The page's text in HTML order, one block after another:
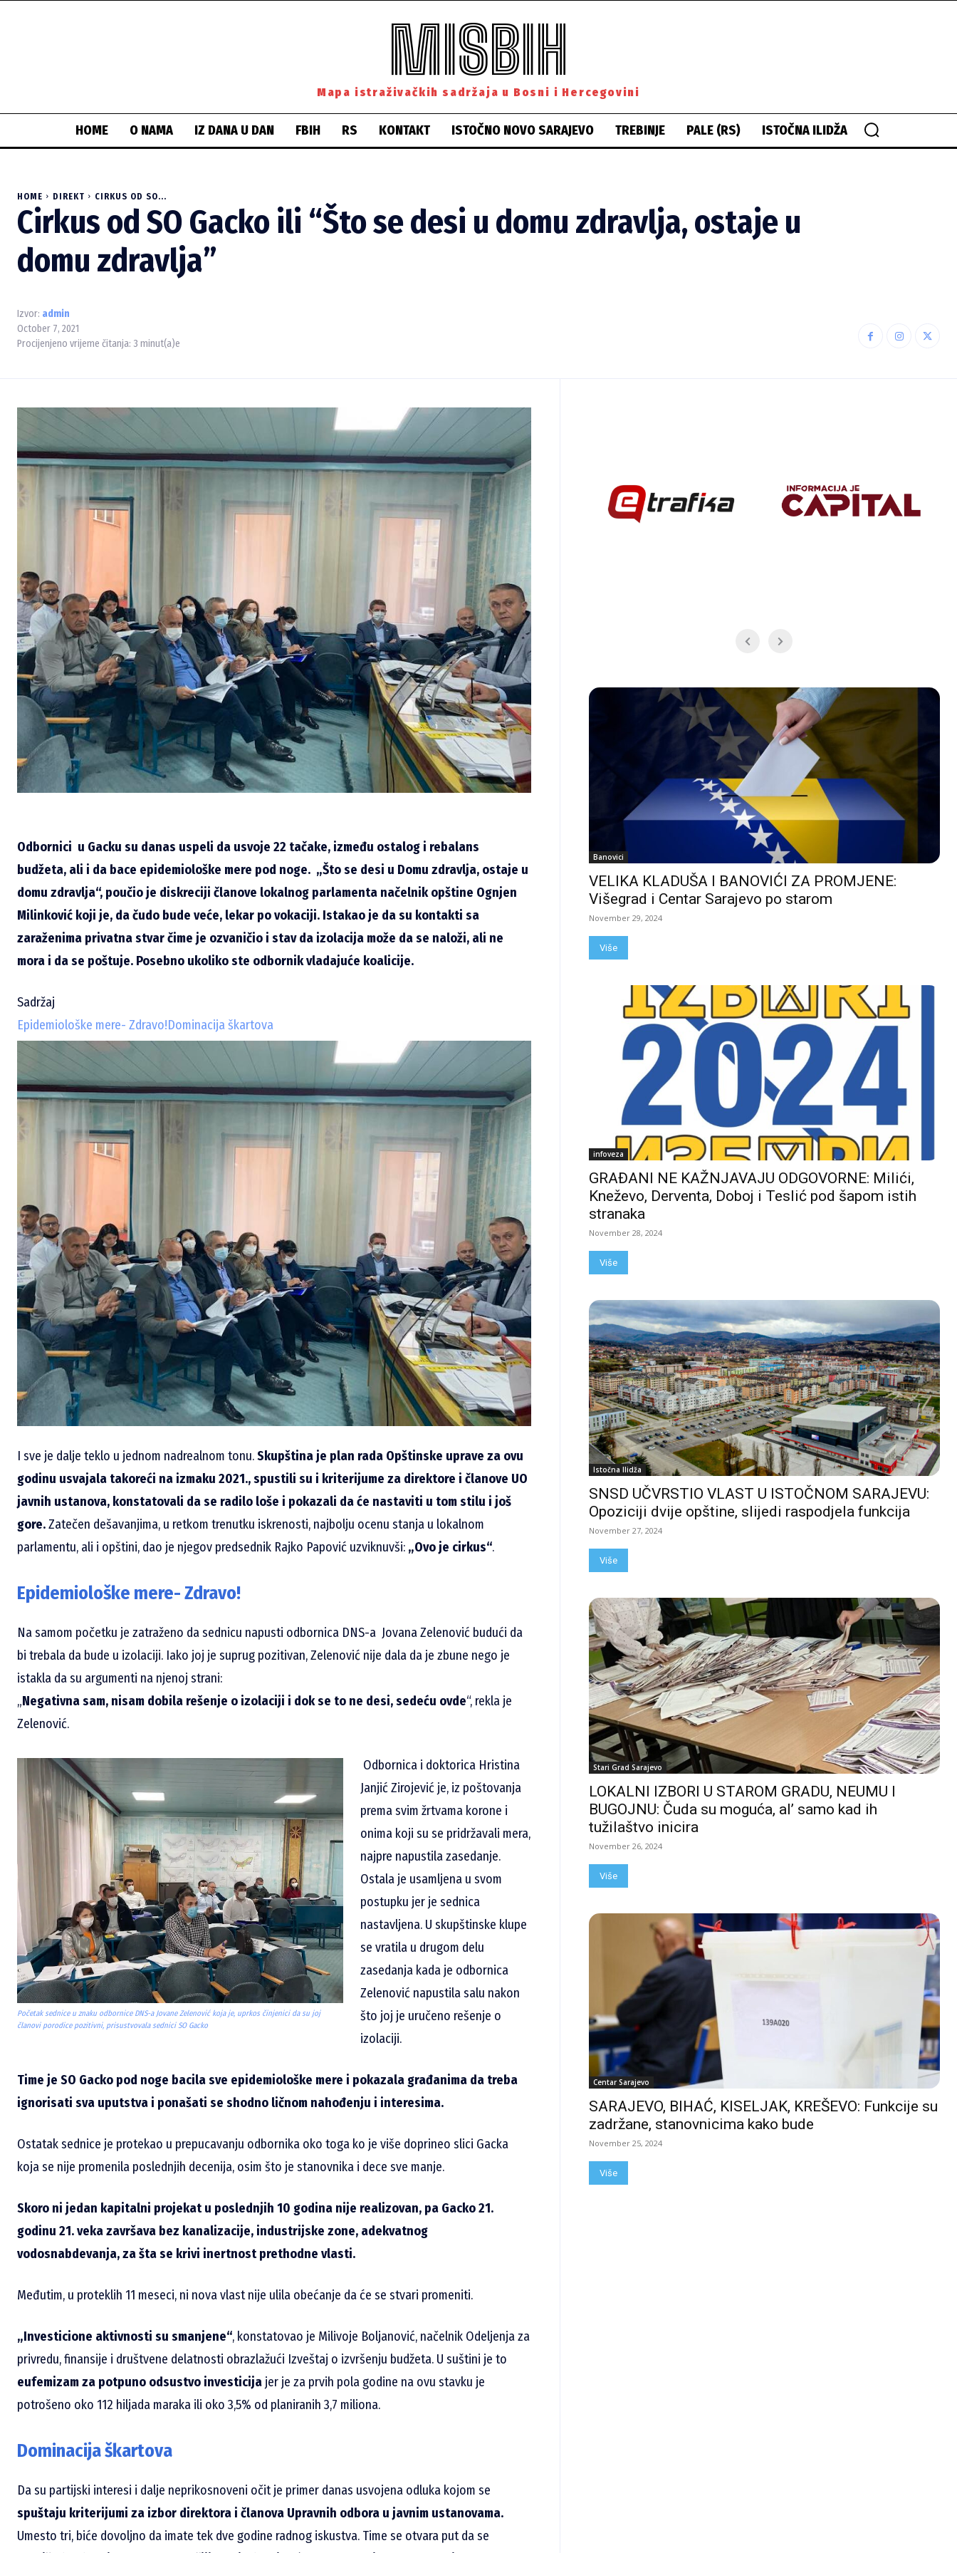
MISBIH
Mapa istraživačkih sadržaja u Bosni i Hercegovini
HOME O NAMA IZ DANA U DAN FBIH RS KONTAKT ISTOČNO NOVO SARAJEVO TREBINJE PALE (RS) ISTOČNA ILIDŽA
HOME DIREKT CIRKUS OD SO...
Cirkus od SO Gacko ili “Što se desi u domu zdravlja, ostaje u
domu zdravlja”
Izvor: admin
October 7, 2021
Procijenjeno vrijeme čitanja: 3 minut(a)e
Odbornici u Gacku su danas uspeli da usvoje 22 tačake, između ostalog i rebalans
budžeta, ali i da bace epidemiološke mere pod noge. „Što se desi u Domu zdravlja, ostaje u
domu zdravlja“, poučio je diskreciji članove lokalnog parlamenta načelnik opštine Ognjen
Milinković koji je, da čudo bude veće, lekar po vokaciji. Istakao je da su kontakti sa
zaraženima privatna stvar čime je ozvaničio i stav da izolacija može da se naloži, ali ne
mora i da se poštuje. Posebno ukoliko ste odbornik vladajuće koalicije.
Sadržaj
Epidemiološke mere- Zdravo!Dominacija škartova
I sve je dalje teklo u jednom nadrealnom tonu.Skupština je plan rada Opštinske uprave za ovu
godinu usvajala takoreći na izmaku 2021., spustili su i kriterijume za direktore i članove UO
javnih ustanova, konstatovali da se radilo loše i pokazali da će nastaviti u tom stilu i još
gore.Zatečen dešavanjima, u retkom trenutku iskrenosti, najbolju ocenu stanja u lokalnom
parlamentu, ali i opštini, dao je njegov predsednik Rajko Papović uzviknuvši: „Ovo je cirkus“.
Epidemiološke mere- Zdravo!
Na samom početku je zatraženo da sednicu napusti odbornica DNS-a Jovana Zelenović budući da
bi trebala da bude u izolaciji. Iako joj je suprug pozitivan, Zelenović nije dala da je zbune nego je
istakla da su argumenti na njenoj strani:
„Negativna sam, nisam dobila rešenje o izolaciji i dok se to ne desi, sedeću ovde“, rekla je
Zelenović.
Početak sednice u znaku odbornice DNS-a Jovane Zelenović koja je, uprkos činjenici da su joj
članovi porodice pozitivni, prisustvovala sednici SO Gacko
Odbornica i doktorica Hristina
Janjić Zirojević je, iz poštovanja
prema svim žrtvama korone i
onima koji su se pridržavali mera,
najpre napustila zasedanje.
Ostala je usamljena u svom
postupku jer je sednica
nastavljena. U skupštinske klupe
se vratila u drugom delu
zasedanja kada je odbornica
Zelenović napustila salu nakon
što joj je uručeno rešenje o
izolaciji.
Time je SO Gacko pod noge bacila sve epidemiološke mere i pokazala građanima da treba
ignorisati sva uputstva i ponašati se shodno ličnom nahođenju i interesima.
Ostatak sednice je protekao u prepucavanju odbornika oko toga ko je više doprineo slici Gacka
koja se nije promenila poslednjih decenija, osim što je stanovnika i dece sve manje.
Skoro ni jedan kapitalni projekat u poslednjih 10 godina nije realizovan, pa Gacko 21.
godinu 21. veka završava bez kanalizacije, industrijske zone, adekvatnog
vodosnabdevanja, za šta se krivi inertnost prethodne vlasti.
Međutim, u proteklih 11 meseci, ni nova vlast nije ulila obećanje da će se stvari promeniti.
„Investicione aktivnosti su smanjene“, konstatovao je Milivoje Boljanović, načelnik Odeljenja za
privredu, finansije i društvene delatnosti obrazlažući Izveštaj o izvršenju budžeta. U suštini je to
eufemizam za potpuno odsustvo investicija jer je za prvih pola godine na ovu stavku je
potrošeno oko 112 hiljada maraka ili oko 3,5% od planiranih 3,7 miliona.
Dominacija škartova
Da su partijski interesi i dalje neprikosnoveni očit je primer danas usvojena odluka kojom se
spuštaju kriterijumi za izbor direktora i članova Upravnih odbora u javnim ustanovama.
Umesto tri, biće dovoljno da imate tek dve godine radnog iskustva. Time se otvara put da se
Banovici
VELIKA KLADUŠA I BANOVIĆI ZA PROMJENE:
Višegrad i Centar Sarajevo po starom
November 29, 2024
Više
infoveza
GRAĐANI NE KAŽNJAVAJU ODGOVORNE: Milići,
Kneževo, Derventa, Doboj i Teslić pod šapom istih
stranaka
November 28, 2024
Više
Istočna Ilidža
SNSD UČVRSTIO VLAST U ISTOČNOM SARAJEVU:
Opoziciji dvije opštine, slijedi raspodjela funkcija
November 27, 2024
Više
Stari Grad Sarajevo
LOKALNI IZBORI U STAROM GRADU, NEUMU I
BUGOJNU: Čuda su moguća, al’ samo kad ih
tužilaštvo inicira
November 26, 2024
Više
Centar Sarajevo
SARAJEVO, BIHAĆ, KISELJAK, KREŠEVO: Funkcije su
zadržane, stanovnicima kako bude
November 25, 2024
Više